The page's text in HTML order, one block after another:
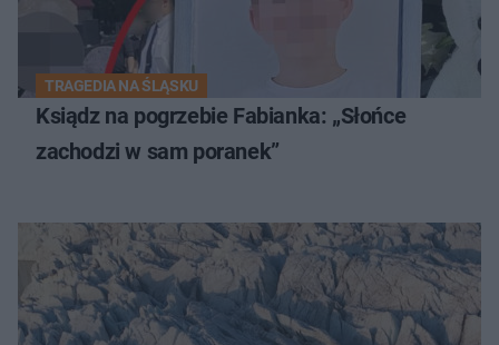
TRAGEDIA NA ŚLĄSKU
Ksiądz na pogrzebie Fabianka: „Słońce
zachodzi w sam poranek”